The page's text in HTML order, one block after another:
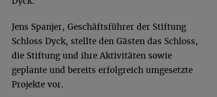
Jens Spanjer, Geschäftsführer der Stiftung
Schloss Dyck, stellte den Gästen das Schloss,
die Stiftung und ihre Aktivitäten sowie
geplante und bereits erfolgreich umgesetzte
Projekte vor.